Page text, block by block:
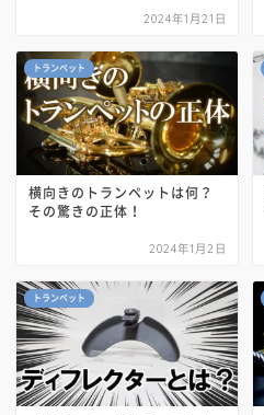
2024年1月21日
トランペット
横向きのトランペットは何？
その驚きの正体！
2024年1月2日
トランペット